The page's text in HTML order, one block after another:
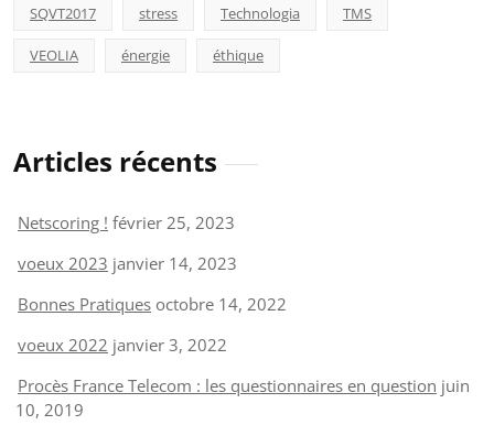
SQVT2017 stress Technologia TMS
VEOLIA énergie éthique
Articles récents
Netscoring ! février 25, 2023
voeux 2023 janvier 14, 2023
Bonnes Pratiques octobre 14, 2022
voeux 2022 janvier 3, 2022
Procès France Telecom : les questionnaires en question juin
10, 2019